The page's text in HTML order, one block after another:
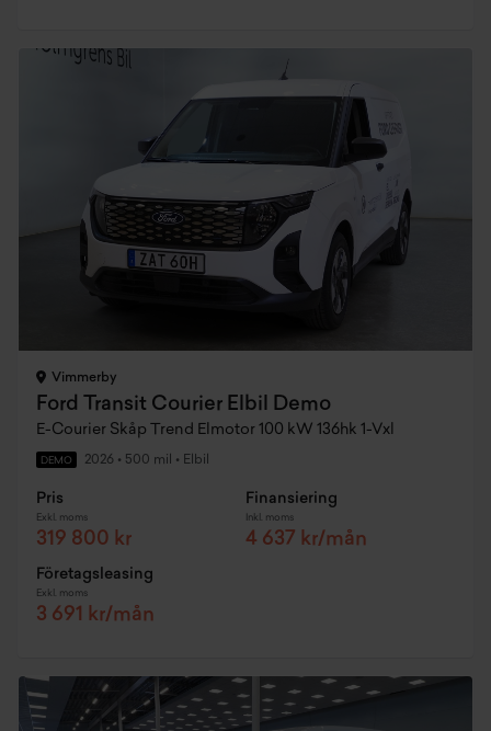
Vimmerby
Ford Transit Courier Elbil Demo
E-Courier Skåp Trend Elmotor 100 kW 136hk 1-Vxl
DEMO 2026 • 500 mil • Elbil
Pris
Exkl. moms
319 800 kr
Finansiering
Inkl. moms
4 637 kr/mån
Företagsleasing
Exkl. moms
3 691 kr/mån